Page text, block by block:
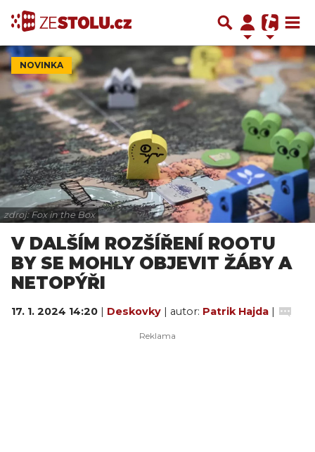
NOVINKA
zdroj: Fox in the Box
V DALŠÍM ROZŠÍŘENÍ ROOTU
BY SE MOHLY OBJEVIT ŽÁBY A
NETOPÝŘI
17. 1. 2024 14:20 | Deskovky | autor: Patrik Hajda |